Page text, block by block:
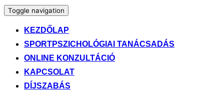
Toggle navigation
KEZDŐLAP
SPORTPSZICHOLÓGIAI TANÁCSADÁS
ONLINE KONZULTÁCIÓ
KAPCSOLAT
DÍJSZABÁS